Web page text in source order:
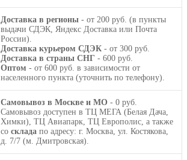
Доставка в регионы - от 200 руб. (в пункты
выдачи СДЭК, Яндекс Доставка или Почта
России).
Доставка курьером СДЭК - от 300 руб.
Доставка в страны СНГ - 600 руб.
Оптом - от 600 руб. в зависимости от
населенного пункта (уточнить по телефону).
Самовывоз в Москве и МО - 0 руб.
Самовывоз доступен в ТЦ МЕГА (Белая Дача,
Химки), ТЦ Авиапарк, ТЦ Европолис, а также
со склада по адресу: г. Москва, ул. Костякова,
д. 7/7 (м. Дмитровская).